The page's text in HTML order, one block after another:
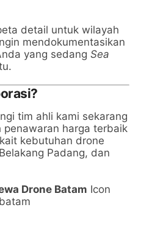
detail untuk wilayah
mendokumentasikan
yang sedangSea
tim ahli kami sekarang
harga terbaik
kebutuhan drone
Padang, dan
Drone Batam Icon